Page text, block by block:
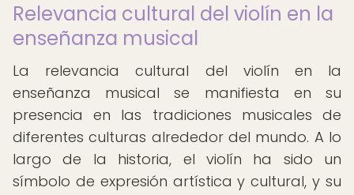
Relevancia cultural del violín en la
enseñanza musical
La relevancia cultural del violín en la
enseñanza musical se manifiesta en su
presencia en las tradiciones musicales de
diferentes culturas alrededor del mundo. A lo
largo de la historia, el violín ha sido un
símbolo de expresión artística y cultural, y su